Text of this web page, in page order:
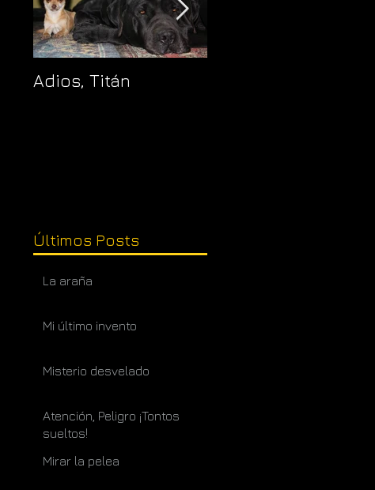
Adios, Titán
Últimos Posts
La araña
Mi último invento
Misterio desvelado
Atención, Peligro ¡Tontos
sueltos!
Mirar la pelea